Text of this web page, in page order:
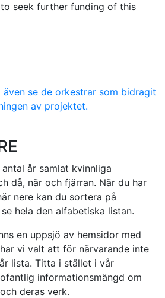
seek further funding of this
även se de orkestrar som bidragit
av projektet.
år samlat kvinnliga
då, när och fjärran. När du har
nere kan du sortera på
hela den alfabetiska listan.
en uppsjö av hemsidor med
vi valt att för närvarande inte
lista. Titta i stället i vår
informationsmängd om
deras verk.